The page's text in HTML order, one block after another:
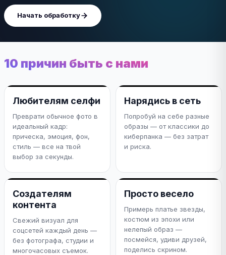
Начать обработку
10 причин быть с нами
Любителям селфи
Преврати обычное фото в
идеальный кадр:
прическа, эмоция, фон,
стиль — все на твой
выбор за секунды.
Нарядись в сеть
Попробуй на себе разные
образы — от классики до
киберпанка — без затрат
и риска.
Создателям
контента
Свежий визуал для
соцсетей каждый день —
без фотографа, студии и
многочасовых съемок.
Просто весело
Примерь платье звезды,
костюм из эпохи или
нелепый образ —
посмейся, удиви друзей,
поделись скрином.